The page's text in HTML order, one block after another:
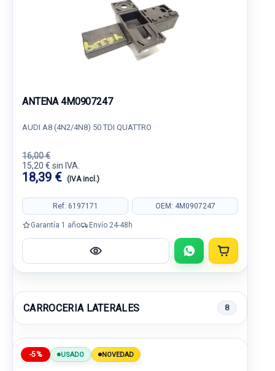
ANTENA 4M0907247
AUDI A8 (4N2/4N8) 50 TDI QUATTRO
16,00 €
15,20 € sin IVA.
18,39 € (IVA incl.)
Ref: 6197171 OEM: 4M0907247
Garantía 1 año Envío 24-48h
CARROCERIA LATERALES 8
-5% USADO NOVEDAD